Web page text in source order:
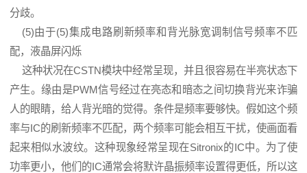
分歧。
(5)由于(5)集成电路刷新频率和背光脉宽调制信号频率不匹
配，液晶屏闪烁
这种状况在CSTN模块中经常呈现，并且很容易在半亮状态下
产生。缘由是PWM信号经过在亮态和暗态之间切换背光来诈骗
人的眼睛，给人背光暗的觉得。条件是频率要够快。假如这个频
率与IC的刷新频率不匹配，两个频率可能会相互干扰，使画面看
起来相似水波纹。这种现象经常呈现在Sitronix的IC中。为了使
功率更小，他们的IC通常会将默许晶振频率设置得更低，所以这